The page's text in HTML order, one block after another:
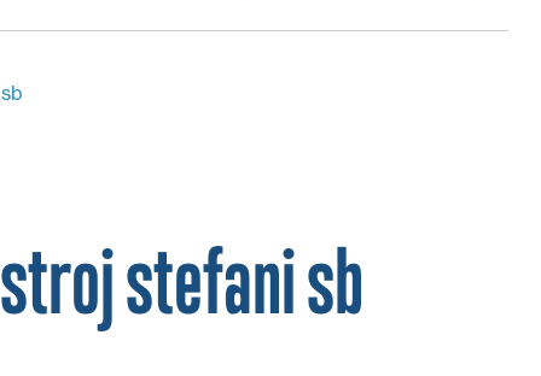
stefani sb